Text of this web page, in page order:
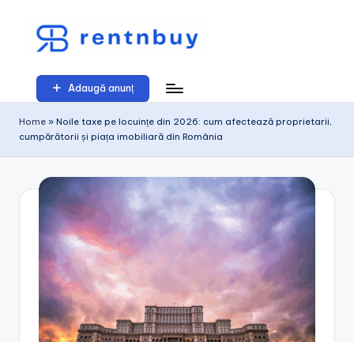
e
n
t
b
Adaugă anunț
Home » Noile taxe pe locuințe din 2026: cum afectează proprietarii,
cumpărătorii și piața imobiliară din România